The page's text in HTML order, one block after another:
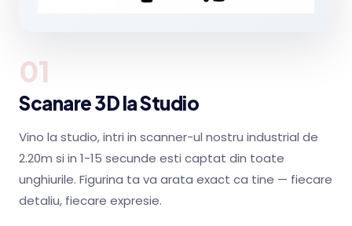
01
Scanare 3D la Studio
Vino la studio, intri in scanner-ul nostru industrial de
2.20m si in 1-15 secunde esti captat din toate
unghiurile. Figurina ta va arata exact ca tine — fiecare
detaliu, fiecare expresie.